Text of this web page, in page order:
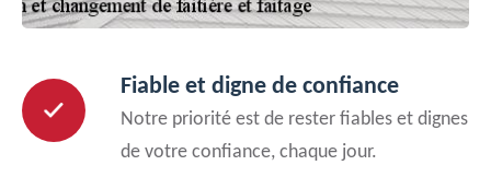
Fiable et digne de confiance
Notre priorité est de rester fiables et dignes
de votre confiance, chaque jour.